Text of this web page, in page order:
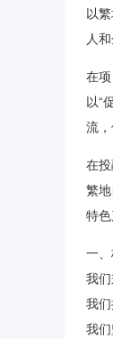
以
人
在项
以“
流
在投
繁
特色
一、
我
我
我们